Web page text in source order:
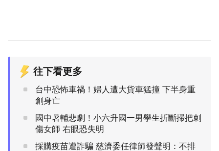
往下看更多
台中恐怖車禍！婦人遭大貨車猛撞 下半身重
創身亡
國中暑輔悲劇！小六升國一男學生折斷掃把刺
傷女師 右眼恐失明
採購疫苗遭詐騙 慈濟委任律師發聲明：不排